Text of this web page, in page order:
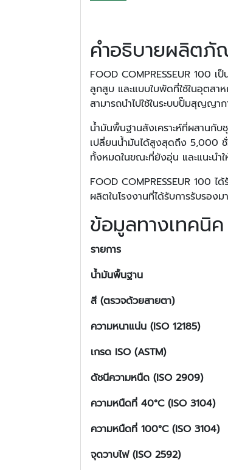
คำอธิบายผลิต
FOOD COMPRESSEUR 100
ลูกสูบ และแบบใบพัดที่ใช้ในอุตสา
สามารถนำไปใช้ในระบบปั๊มสุญญ
น้ำมันพื้นฐานสังเคราะห์ที่ผสานกั
เปลี่ยนน้ำมันได้สูงสุดถึง 5,000 ชั่
ทั้งหมดในขณะที่ยังอุ่น และแนะนำ
FOOD COMPRESSEUR 100
ผลิตในโรงงานที่ได้รับการรับรอง
ข้อมูลทางเทคนิ
รายการ
น้ำมันพื้นฐาน
สี(ตรวจด้วยสายตา)
ความหนาแน่น (ISO 12185)
เกรด ISO (ASTM)
ดัชนีความหนืด (ISO 2909)
ความหนืดที่ 40°C (ISO 3104)
ความหนืดที่ 100°C (ISO 3104)
จุดวาบไฟ (ISO 2592)